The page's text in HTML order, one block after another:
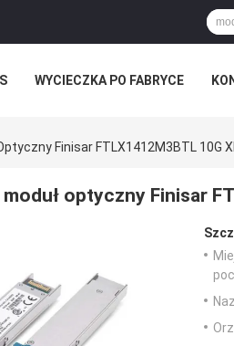
WYCIECZKA PO FABRYCE
Finisar FTLX1412M3BTL 10G
optyczny Finisar